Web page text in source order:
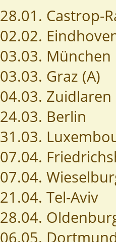
28.01. Castrop-
02.02.
03.03. München
03.03. Graz (A)
04.03. Zuidlaren
24.03. Berlin
31.03.
07.04.
07.04.
21.04. Tel-Aviv
28.04.
06.05.